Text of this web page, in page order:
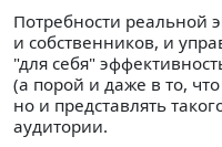
Потребности реальной
и собственников, и
"для себя"
(а порой и даже в то,
но и представлять
аудитории.